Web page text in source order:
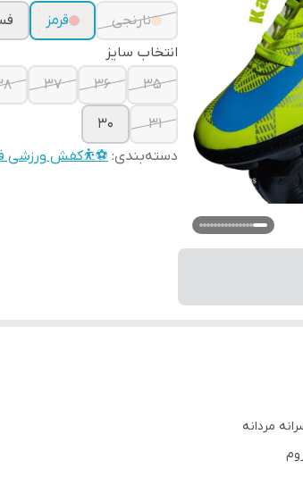
نارنجی
قرمز
انتخاب سایز
35
36
37
31
30
دسته‌بندی: ⚽⛹️کفش ورزشی
مردانه